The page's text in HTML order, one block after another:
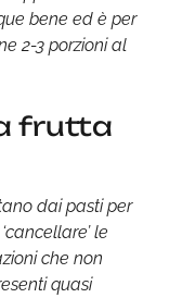
bene ed è per
2-3 porzioni al
frutta
dai pasti per
le
che non
quasi